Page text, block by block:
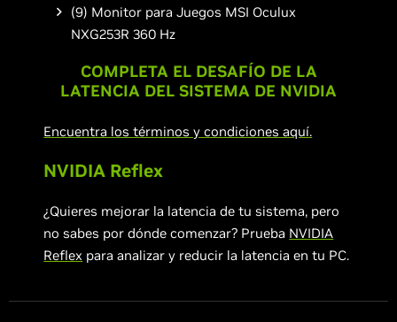
(9) Monitor para Juegos MSI Oculux
NXG253R 360 Hz
COMPLETA EL DESAFÍO DE LA
LATENCIA DEL SISTEMA DE NVIDIA
Encuentra los términos y condiciones aquí.
NVIDIA Reflex
¿Quieres mejorar la latencia de tu sistema, pero
no sabes por dónde comenzar? Prueba NVIDIA
Reflex para analizar y reducir la latencia en tu PC.